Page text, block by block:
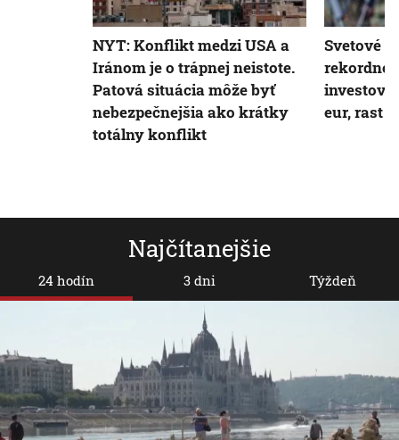
Najčítanejšie
24 hodín 3 dni Týždeň
NYT: Konflikt medzi USA a
Iránom je o trápnej neistote.
Patová situácia môže byť
nebezpečnejšia ako krátky
totálny konflikt
Svetové
rekordne
eur, rast